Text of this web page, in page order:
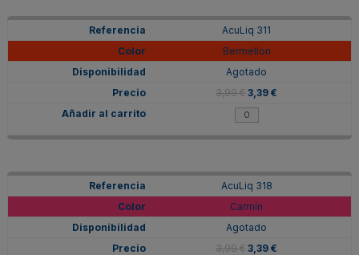
AcuLiq 311
Bermellon
Agotado
3,99 € 3,39 €
AcuLiq 318
Carmín
Agotado
3,99 € 3,39 €